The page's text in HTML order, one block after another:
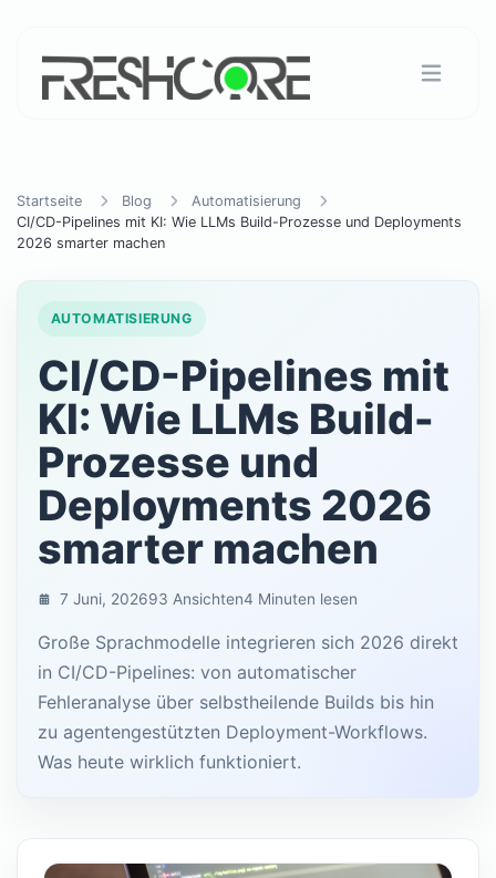
Startseite Blog
Automatisierung
CI/CD-Pipelines mit KI: Wie LLMs Build-Prozesse und Deployments
2026 smarter machen
AUTOMATISIERUNG
CI/CD-Pipelines mit
KI: Wie LLMs Build-
Prozesse und
Deployments 2026
smarter machen
7 Juni, 202693 Ansichten4 Minuten lesen
Große Sprachmodelle integrieren sich 2026 direkt
in CI/CD-Pipelines: von automatischer
Fehleranalyse über selbstheilende Builds bis hin
zu agentengestützten Deployment-Workflows.
Was heute wirklich funktioniert.